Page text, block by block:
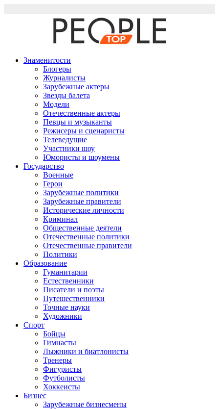
Знаменитости
Блогеры
Журналисты
Зарубежные актеры
Звезды балета
Модели
Отечественные актеры
Певцы и музыканты
Режисеры и сценаристы
Телеведущие
Участники шоу
Юмористы и шоумены
Государство
Военные
Герои
Зарубежные политики
Зарубежные правители
Исторические личности
Криминал
Общественные деятели
Отечественные политики
Отечественные правители
Политики
Образование
Гуманитарии
Естественники
Писатели и поэты
Путешественники
Точные науки
Художники
Спорт
Бойцы
Гимнасты
Лыжники и биатлонисты
Тренеры
Фигуристы
Футболисты
Хоккеисты
Бизнес
Зарубежные бизнесмены